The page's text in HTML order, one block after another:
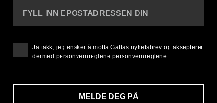
FYLL INN EPOSTADRESSEN DIN
MELDE DEG PÅ
Ja takk, jeg ønsker å motta Gaffas nyhetsbrev og aksepterer
dermed personvernreglene personvernreglene